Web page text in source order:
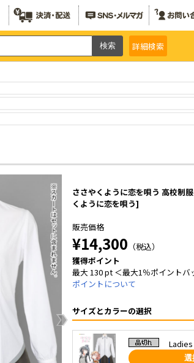
詳細検索
ささやくように恋を唄う 高校制
くように恋を唄う]
販売価格
¥14,300 （税込）
獲得ポイント
最大 130 pt ＜最大1％ポイントバ
ポイントについて
サイズとカラーの選択
選